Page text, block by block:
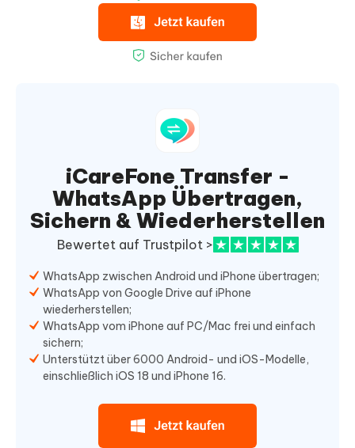
iCareFone Transfer -
WhatsApp Übertragen,
Sichern & Wiederherstellen
Bewertet auf Trustpilot >
WhatsApp zwischen Android und iPhone übertragen;
WhatsApp von Google Drive auf iPhone
wiederherstellen;
WhatsApp vom iPhone auf PC/Mac frei und einfach
sichern;
Unterstützt über 6000 Android- und iOS-Modelle,
einschließlich iOS 18 und iPhone 16.